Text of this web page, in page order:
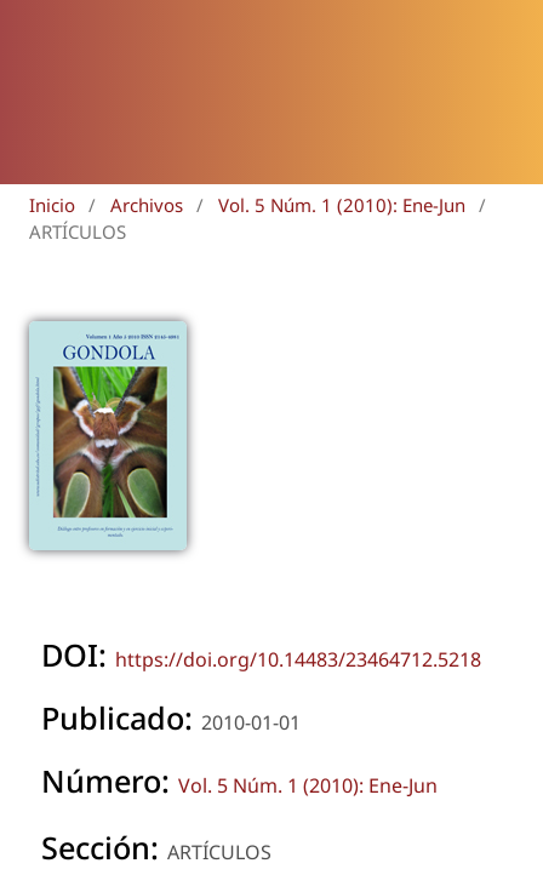
Inicio / Archivos / Vol. 5 Núm. 1 (2010): Ene-Jun
/
ARTÍCULOS
DOI: https://doi.org/10.14483/23464712.5218
Publicado: 2010-01-01
Número: Vol. 5 Núm. 1 (2010): Ene-Jun
Sección: ARTÍCULOS